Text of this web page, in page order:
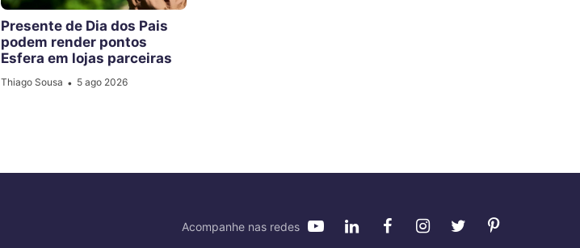
Presente de Dia dos Pais
podem render pontos
Esfera em lojas parceiras
Thiago Sousa • 5 ago 2026
Acompanhe nas redes